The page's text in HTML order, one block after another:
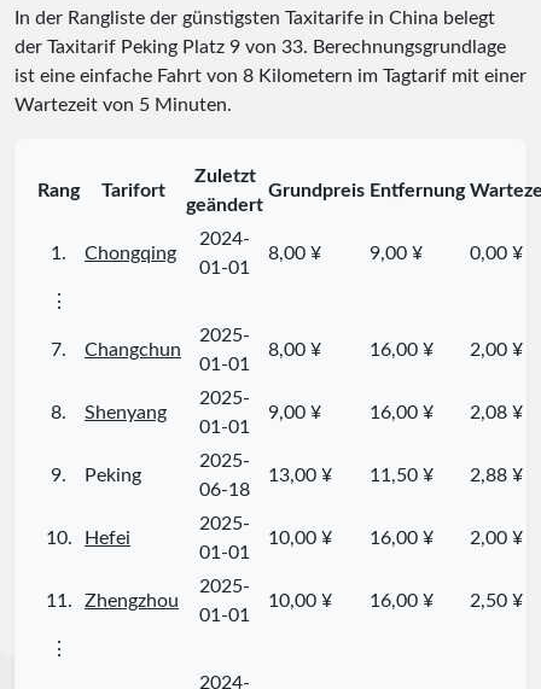
In der Rangliste der günstigsten Taxitarife in China belegt
der Taxitarif Peking Platz 9 von 33. Berechnungsgrundlage
ist eine einfache Fahrt von 8 Kilometern im Tagtarif mit einer
Wartezeit von 5 Minuten.
Rang Tarifort
Zuletzt
geändert
Grundpreis Entfernung
1. Chongqing
2024-
01-01
8,00 ¥ 9,00 ¥ 0,00 ¥
⋮
7. Changchun
2025-
01-01
8,00 ¥ 16,00 ¥ 2,00 ¥
8. Shenyang
2025-
01-01
9,00 ¥ 16,00 ¥ 2,08 ¥
9. Peking
2025-
06-18
13,00 ¥ 11,50 ¥ 2,88 ¥
10. Hefei
2025-
01-01
10,00 ¥ 16,00 ¥ 2,00 ¥
11. Zhengzhou
2025-
01-01
10,00 ¥ 16,00 ¥ 2,50 ¥
⋮
2024-